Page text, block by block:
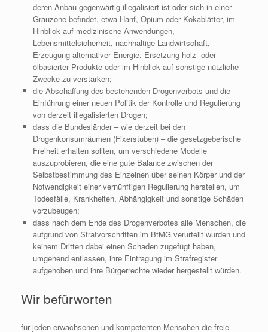
deren Anbau gegenwärtig illegalisiert ist oder sich in einer
Grauzone befindet, etwa Hanf, Opium oder Kokablätter, im
Hinblick auf medizinische Anwendungen,
Lebensmittelsicherheit, nachhaltige Landwirtschaft,
Erzeugung alternativer Energie, Ersetzung holz- oder
ölbasierter Produkte oder im Hinblick auf sonstige nützliche
Zwecke zu verstärken;
die Abschaffung des bestehenden Drogenverbots und die
Einführung einer neuen Politik der Kontrolle und Regulierung
von derzeit illegalisierten Drogen;
dass die Bundesländer – wie derzeit bei den
Drogenkonsumräumen (Fixerstuben) – die gesetzgeberische
Freiheit erhalten sollten, um verschiedene Modelle
auszuprobieren, die eine gute Balance zwischen der
Selbstbestimmung des Einzelnen über seinen Körper und der
Notwendigkeit einer vernünftigen Regulierung herstellen, um
Todesfälle, Krankheiten, Abhängigkeit und sonstige Schäden
vorzubeugen;
dass nach dem Ende des Drogenverbotes alle Menschen, die
aufgrund von Strafvorschriften im BtMG verurteilt wurden und
keinem Dritten dabei einen Schaden zugefügt haben,
umgehend entlassen, ihre Eintragung im Strafregister
aufgehoben und ihre Bürgerrechte wieder hergestellt würden.
Wir befürworten
für jeden erwachsenen und kompetenten Menschen die freie